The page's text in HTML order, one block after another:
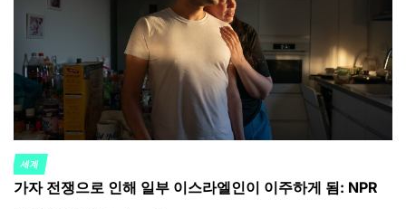
POSTED
IN
세계
가자 전쟁으로 인해 일부 이스라엘인이 이주하게 됨: NPR